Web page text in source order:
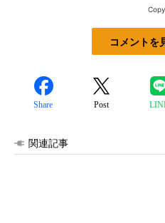
コメントを
Share Post
関連記事